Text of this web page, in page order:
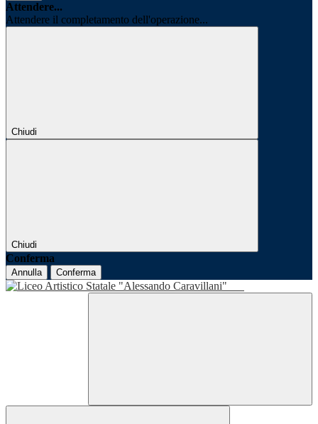
Attendere...
Attendere il completamento dell'operazione...
Chiudi
Chiudi
Conferma
Annulla Conferma